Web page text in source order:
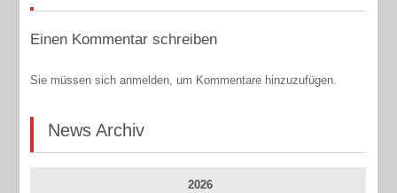
Einen Kommentar schreiben
Sie müssen sich anmelden, um Kommentare hinzuzufügen.
News Archiv
2026